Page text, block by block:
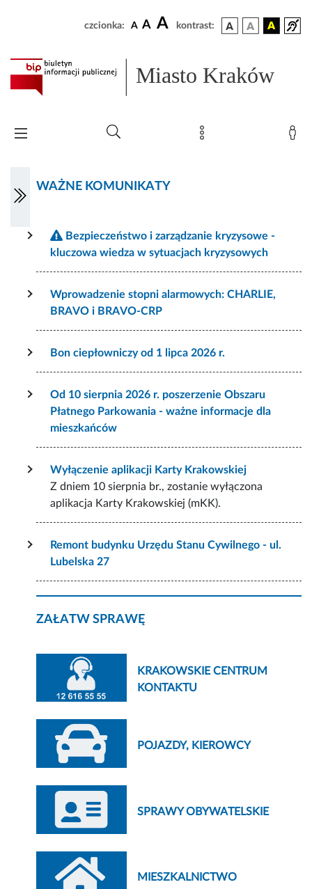
czcionka: A A A kontrast:
Miasto Kraków
WAŻNE KOMUNIKATY
Bezpieczeństwo i zarządzanie kryzysowe -
kluczowa wiedza w sytuacjach kryzysowych
Wprowadzenie stopni alarmowych: CHARLIE,
BRAVO i BRAVO-CRP
Bon ciepłowniczy od 1 lipca 2026 r.
Od 10 sierpnia 2026 r. poszerzenie Obszaru
Płatnego Parkowania - ważne informacje dla
mieszkańców
Wyłączenie aplikacji Karty Krakowskiej
Z dniem 10 sierpnia br., zostanie wyłączona
aplikacja Karty Krakowskiej (mKK).
Remont budynku Urzędu Stanu Cywilnego - ul.
Lubelska 27
ZAŁATW SPRAWĘ
KRAKOWSKIE CENTRUM
KONTAKTU
POJAZDY, KIEROWCY
SPRAWY OBYWATELSKIE
MIESZKALNICTWO